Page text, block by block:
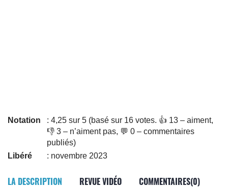
Notation
: 4,25 sur 5 (basé sur 16 votes. 👍 13 – aiment,
👎 3 – n’aiment pas, 💬 0 – commentaires
publiés)
Libéré
: novembre 2023
LA DESCRIPTION REVUE VIDÉO COMMENTAIRES(0)